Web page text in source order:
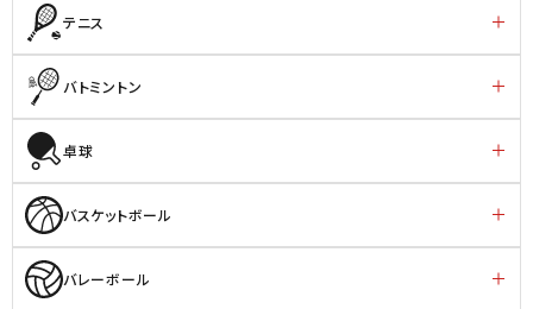
テニス
バトミントン
卓球
バスケットボール
バレーボール